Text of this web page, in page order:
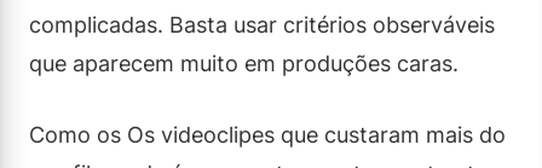
complicadas. Basta usar critérios observáveis
que aparecem muito em produções caras.
Como os Os videoclipes que custaram mais do